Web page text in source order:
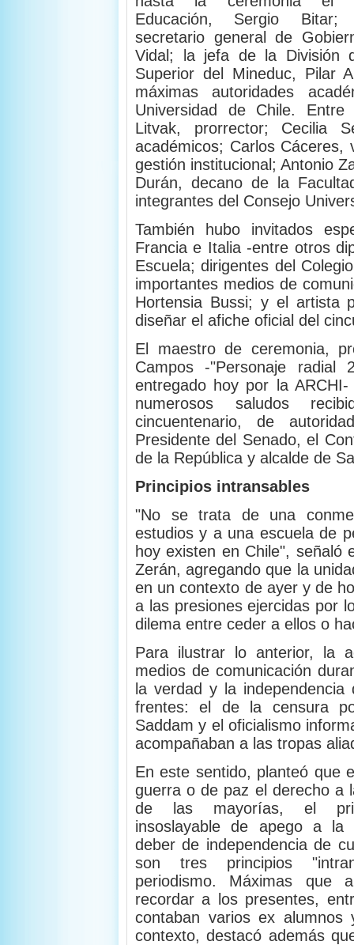
Educación, Sergio
secretario general de
Vidal; la jefa de la División
Superior del Mineduc, Pilar
máximas autoridades
Universidad de Chile. Entre
Litvak, prorrector; Cecilia
académicos; Carlos
gestión institucional; Antonio
Durán, decano de la
integrantes del Consejo
También hubo invitados
Francia e Italia -entre otros
Escuela; dirigentes del
importantes medios de
Hortensia Bussi; y el artista
diseñar el afiche oficial del
El maestro de ceremonia,
Campos -"Personaje radial
entregado hoy por la ARCHI-
numerosos saludos
cincuentenario, de
Presidente del Senado, el
de la República y alcalde de
Principios intransables
"No se trata de una
estudios y a una escuela de
hoy existen en Chile", señaló
Zerán, agregando que la
en un contexto de ayer y de
a las presiones ejercidas por
dilema entre ceder a ellos o
Para ilustrar lo anterior, la
medios de comunicación
la verdad y la
frentes: el de la censura
Saddam y el oficialismo
acompañaban a las tropas
En este sentido, planteó que
guerra o de paz el derecho a
de las mayorías, el
insoslayable de apego a
deber de independencia de
son tres principios
periodismo. Máximas que
recordar a los presentes,
contaban varios ex
contexto, destacó además